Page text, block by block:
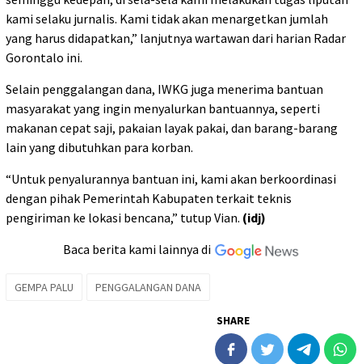
kami selaku jurnalis. Kami tidak akan menargetkan jumlah
yang harus didapatkan,” lanjutnya wartawan dari harian Radar
Gorontalo ini.
Selain penggalangan dana, IWKG juga menerima bantuan
masyarakat yang ingin menyalurkan bantuannya, seperti
makanan cepat saji, pakaian layak pakai, dan barang-barang
lain yang dibutuhkan para korban.
“Untuk penyalurannya bantuan ini, kami akan berkoordinasi
dengan pihak Pemerintah Kabupaten terkait teknis
pengiriman ke lokasi bencana,” tutup Vian. (idj)
Baca berita kami lainnya di
GEMPA PALU PENGGALANGAN DANA
SHARE